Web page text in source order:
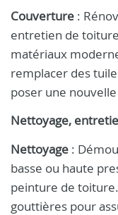
Couverture :
entretien de
matériaux
remplacer des
poser une
Nettoyage,
Nettoyage :
basse ou haute
peinture de
gouttières pour